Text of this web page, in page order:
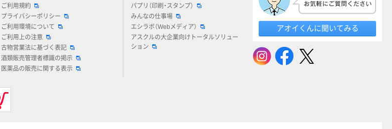
ご利用規約
プライバシーポリシー
ご利用環境について
ご利用上の注意
古物営業法に基づく表記
酒類販売管理者標識の掲示
医薬品の販売に関する表示
パプリ（印刷・スタンプ）
みんなの仕事場
エシラボ（Webメディア）
アスクルの大企業向けトータルソリュー
ション
アオイくんに聞いてみる